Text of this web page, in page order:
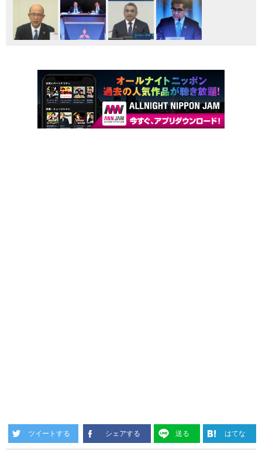
ツイートする シェアする 送る はてな